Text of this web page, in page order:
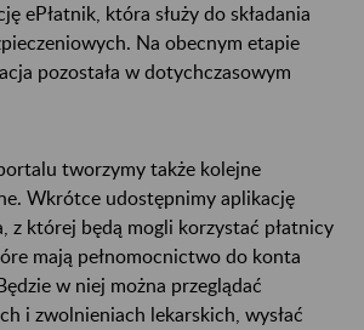
ePłatnik, która służy do składania
Na obecnym etapie
pozostała w dotychczasowym
tworzymy także kolejne
Wkrótce udostępnimy aplikację
z której będą mogli korzystać płatnicy
mają pełnomocnictwo do konta
w niej można przeglądać
i zwolnieniach lekarskich, wysłać